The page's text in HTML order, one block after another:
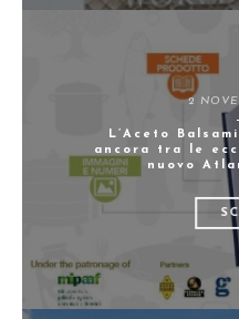
2
L’Aceto
ancora tra le
nuovo